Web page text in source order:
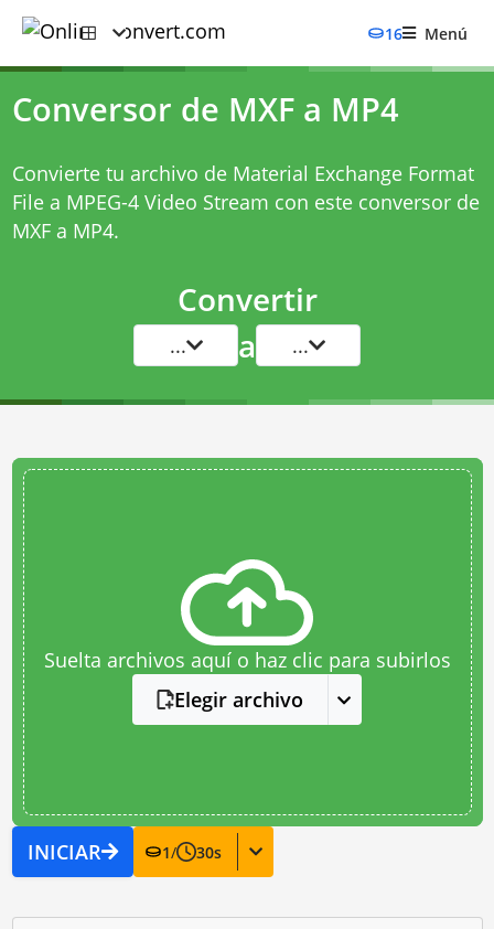
16 Menú
Conversor de MXF a MP4
Convierte tu archivo de Material Exchange Format
File a MPEG-4 Video Stream con este conversor de
MXF a MP4.
Convertir
... a ...
Suelta archivos aquí o haz clic para subirlos
Elegir archivo
INICIAR 1/ 30s